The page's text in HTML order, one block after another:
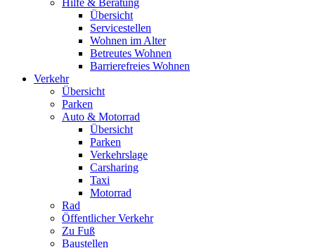
Übersicht
Servicestellen
Wohnen im Alter
Betreutes Wohnen
Barrierefreies Wohnen
Verkehr
Übersicht
Parken
Auto & Motorrad
Übersicht
Parken
Verkehrslage
Carsharing
Taxi
Motorrad
Rad
Öffentlicher Verkehr
Zu Fuß
Baustellen